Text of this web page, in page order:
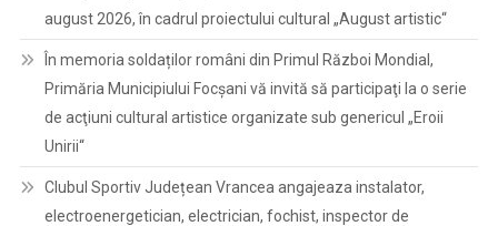
august 2026, în cadrul proiectului cultural „August artistic“
În memoria soldaților români din Primul Război Mondial,
Primăria Municipiului Focșani vă invită să participaţi la o serie
de acţiuni cultural artistice organizate sub genericul „Eroii
Unirii“
Clubul Sportiv Județean Vrancea angajeaza instalator,
electroenergetician, electrician, fochist, inspector de